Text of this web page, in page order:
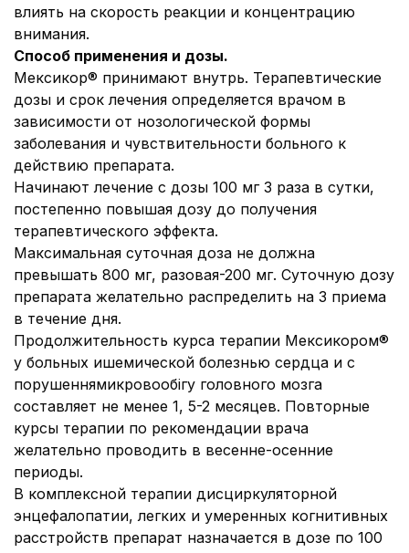
влиять на скорость реакции и концентрацию
внимания.
Способ применения и дозы.
Мексикор® принимают внутрь. Терапевтические
дозы и срок лечения определяется врачом в
зависимости от нозологической формы
заболевания и чувствительности больного к
действию препарата.
Начинают лечение с дозы 100 мг 3 раза в сутки,
постепенно повышая дозу до получения
терапевтического эффекта.
Максимальная суточная доза не должна
превышать 800 мг, разовая-200 мг. Суточную дозу
препарата желательно распределить на 3 приема
в течение дня.
Продолжительность курса терапии Мексикором®
у больных ишемической болезнью сердца и с
порушеннямикровообігу головного мозга
составляет не менее 1, 5-2 месяцев. Повторные
курсы терапии по рекомендации врача
желательно проводить в весенне-осенние
периоды.
В комплексной терапии дисциркуляторной
энцефалопатии, легких и умеренных когнитивных
расстройств препарат назначается в дозе по 100